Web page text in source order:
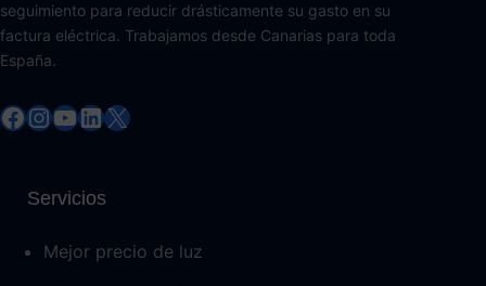
seguimiento para reducir drásticamente su gasto en su
factura eléctrica. Trabajamos desde Canarias para toda
España.
Facebook InstagramYouTube LinkedIn X
Servicios
Mejor precio de luz